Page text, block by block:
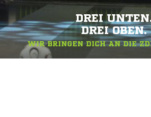
DREI
DREI OBEN.
WIR BRINGEN DICH AN DIE